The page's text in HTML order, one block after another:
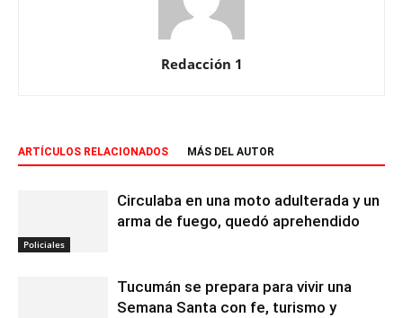
Redacción 1
ARTÍCULOS RELACIONADOS MÁS DEL AUTOR
Policiales
Circulaba en una moto adulterada y un
arma de fuego, quedó aprehendido
Tucumán se prepara para vivir una
Semana Santa con fe, turismo y